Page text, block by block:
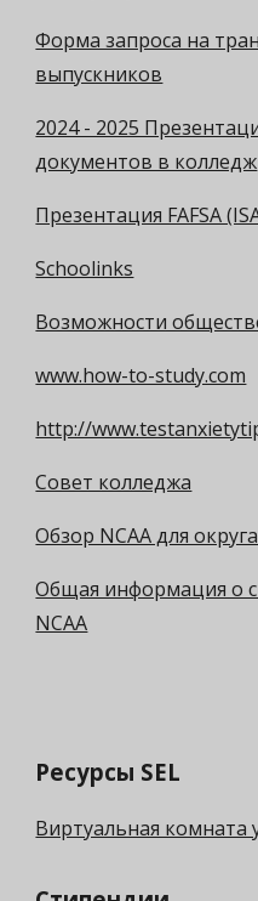
Форма запроса на
выпускников
2024 - 2025
документов в колледж
Презентация FAFSA
Schoolinks
Возможности
www.how-to-study.com
http://
Совет колледжа
Обзор NCAA для
Общая информация о
NCAA
Ресурсы SEL
Виртуальная комната